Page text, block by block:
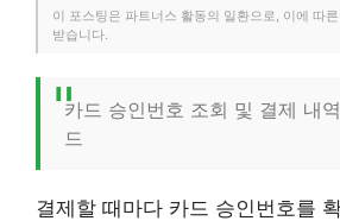
이 포스팅은 파트너스 활동의 일환으로, 이에 따
받습니다.
카드 승인번호 조회 및 결제 내
드
결제할 때마다 카드 승인번호를